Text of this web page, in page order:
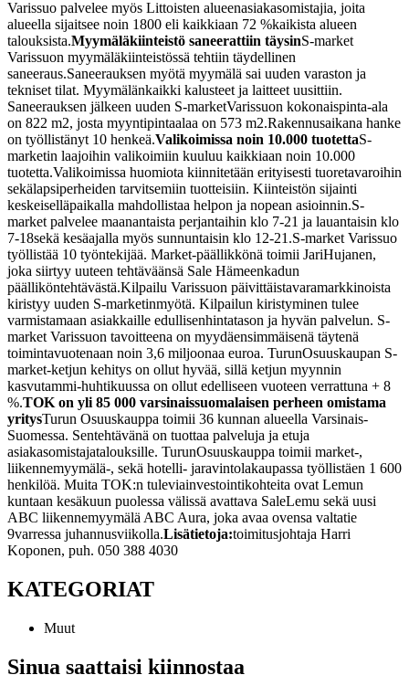
Varissuo palvelee myös Littoisten alueenasiakasomistajia, joita
alueella sijaitsee noin 1800 eli kaikkiaan 72 %kaikista alueen
talouksista.Myymäläkiinteistö saneerattiin täysinS-market
Varissuon myymäläkiinteistössä tehtiin täydellinen
saneeraus.Saneerauksen myötä myymälä sai uuden varaston ja
tekniset tilat. Myymälänkaikki kalusteet ja laitteet uusittiin.
Saneerauksen jälkeen uuden S-marketVarissuon kokonaispinta-ala
on 822 m2, josta myyntipintaalaa on 573 m2.Rakennusaikana hanke
on työllistänyt 10 henkeä.Valikoimissa noin 10.000 tuotettaS-
marketin laajoihin valikoimiin kuuluu kaikkiaan noin 10.000
tuotetta.Valikoimissa huomiota kiinnitetään erityisesti tuoretavaroihin
sekälapsiperheiden tarvitsemiin tuotteisiin. Kiinteistön sijainti
keskeiselläpaikalla mahdollistaa helpon ja nopean asioinnin.S-
market palvelee maanantaista perjantaihin klo 7-21 ja lauantaisin klo
7-18sekä kesäajalla myös sunnuntaisin klo 12-21.S-market Varissuo
työllistää 10 työntekijää. Market-päällikkönä toimii JariHujanen,
joka siirtyy uuteen tehtäväänsä Sale Hämeenkadun
päälliköntehtävästä.Kilpailu Varissuon päivittäistavaramarkkinoista
kiristyy uuden S-marketinmyötä. Kilpailun kiristyminen tulee
varmistamaan asiakkaille edullisenhintatason ja hyvän palvelun. S-
market Varissuon tavoitteena on myydäensimmäisenä täytenä
toimintavuotenaan noin 3,6 miljoonaa euroa. TurunOsuuskaupan S-
market-ketjun kehitys on ollut hyvää, sillä ketjun myynnin
kasvutammi-huhtikuussa on ollut edelliseen vuoteen verrattuna + 8
%.TOK on yli 85 000 varsinaissuomalaisen perheen omistama
yritysTurun Osuuskauppa toimii 36 kunnan alueella Varsinais-
Suomessa. Sentehtävänä on tuottaa palveluja ja etuja
asiakasomistajatalouksille. TurunOsuuskauppa toimii market-,
liikennemyymälä-, sekä hotelli- jaravintolakaupassa työllistäen 1 600
henkilöä. Muita TOK:n tuleviainvestointikohteita ovat Lemun
kuntaan kesäkuun puolessa välissä avattava SaleLemu sekä uusi
ABC liikennemyymälä ABC Aura, joka avaa ovensa valtatie
9varressa juhannusviikolla.Lisätietoja:toimitusjohtaja Harri
Koponen, puh. 050 388 4030
KATEGORIAT
Muut
Sinua saattaisi kiinnostaa